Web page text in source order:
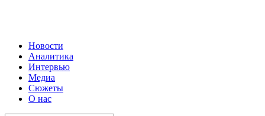
Новости
Аналитика
Интервью
Медиа
Сюжеты
О нас